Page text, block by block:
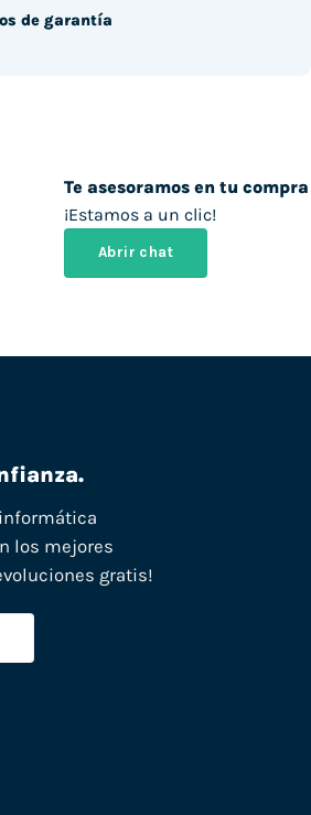
Te asesoramos en tu compra
¡Estamos a un clic!
Abrir chat
de garantía
los mejores
gratis!